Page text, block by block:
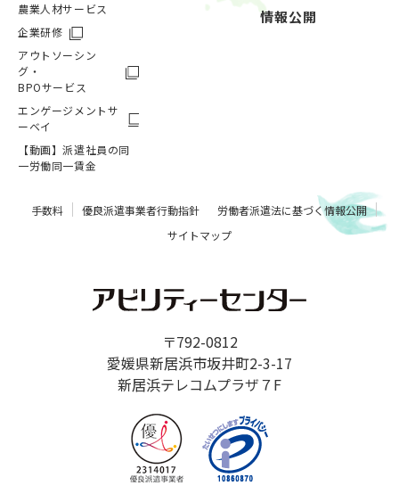
〒792-0812
愛媛県新居浜市坂井町2-3-17
新居浜テレコムプラザ７F
農業人材サービス
企業研修
アウトソーシン
グ・
BPOサービス
エンゲージメントサ
ーベイ
【動画】派遣社員の同
一労働同一賃金
情報公開
手数料 優良派遣事業者行動指針
労働者派遣法に基づく情報公開
サイトマップ